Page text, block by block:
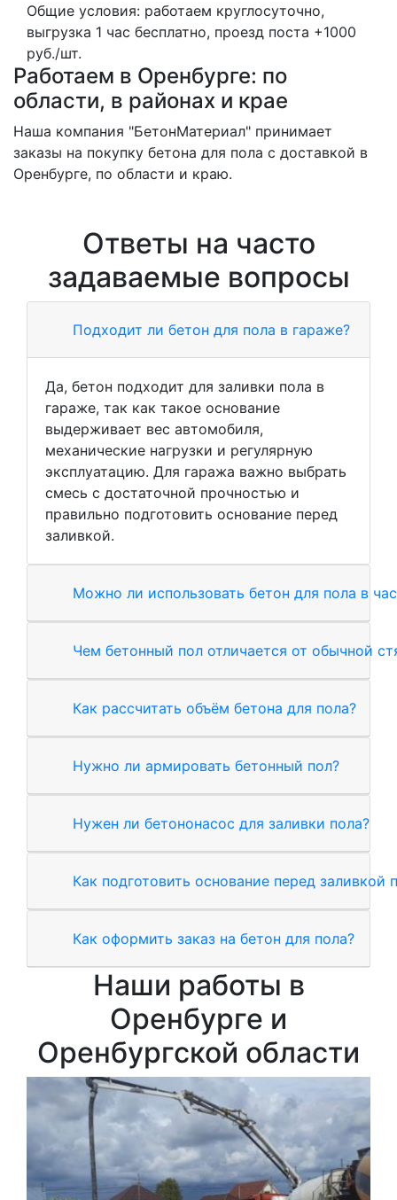
Общие условия: работаем круглосуточно,
выгрузка 1 час бесплатно, проезд поста +1000
руб./шт.
Работаем в Оренбурге: по
области, в районах и крае
Наша компания "БетонМатериал" принимает
заказы на покупку бетона для пола с доставкой в
Оренбурге, по области и краю.
Ответы на часто
задаваемые вопросы
Подходит ли бетон для пола в гараже?
Да, бетон подходит для заливки пола в
гараже, так как такое основание
выдерживает вес автомобиля,
механические нагрузки и регулярную
эксплуатацию. Для гаража важно выбрать
смесь с достаточной прочностью и
правильно подготовить основание перед
заливкой.
Можно ли использовать бетон для пола в
Чем бетонный пол отличается от обычной
Как рассчитать объём бетона для пола?
Нужно ли армировать бетонный пол?
Нужен ли бетононасос для заливки пола?
Как подготовить основание перед заливкой
Как оформить заказ на бетон для пола?
Наши работы в
Оренбурге и
Оренбургской области